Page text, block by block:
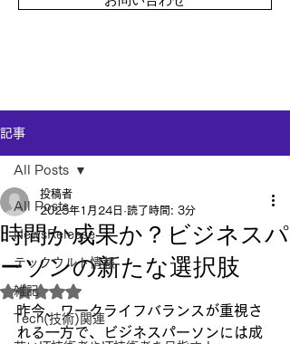
記事
All Posts
NewsRelease
テックウルト情報
雑記
Tech(技術)関連
All Posts
時間か成果か？ビジネスパ
ーソンの新たな選択肢
投稿者
2025年1月24日 読了時間: 3分
5つ星のうちNaNと評価されています。
昨今、ワークライフバランスが重視さ
れる一方で、ビジネスパーソンには成